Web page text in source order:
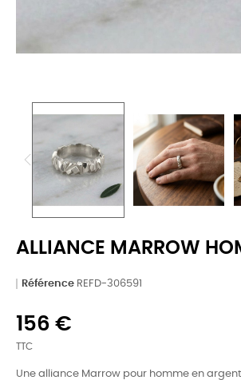
ALLIANCE MARROW
Référence REFD-306591
156 €
TTC
Une alliance Marrow pour homme en